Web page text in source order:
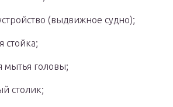
(выдвижное судно);
стойка;
мытья головы;
столик;